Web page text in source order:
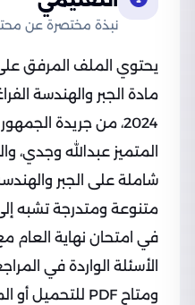
نبذة مختصرة عن
يحتوي الملف المرفق
مادة الجبر والهندسة
2024، من جريدة
المتميز عبدالله وجدي،
شاملة على الجبر
متنوعة ومتدرجة تشبه
في امتحان نهاية العام
الأسئلة الواردة في
ومتاح PDF للتحميل أو المشاهدة المباشرة.